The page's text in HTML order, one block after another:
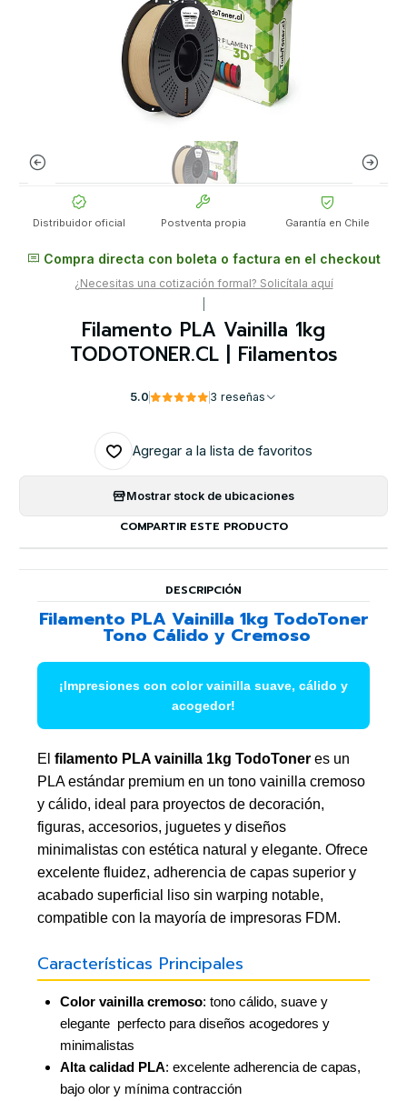
Distribuidor oficial Postventa propia Garantía en Chile
Compra directa con boleta o factura en el checkout
¿Necesitas una cotización formal? Solicítala aquí
Filamento PLA Vainilla 1kg
TODOTONER.CL | Filamentos
5.0 3 reseñas
Agregar a la lista de favoritos
Mostrar stock de ubicaciones
COMPARTIR ESTE PRODUCTO
DESCRIPCIÓN
Filamento PLA Vainilla 1kg TodoToner
 Tono Cálido y Cremoso
¡Impresiones con color vainilla suave, cálido y
acogedor!
El filamento PLA vainilla 1kg TodoToner es un
PLA estándar premium en un tono vainilla cremoso
y cálido, ideal para proyectos de decoración,
figuras, accesorios, juguetes y diseños
minimalistas con estética natural y elegante. Ofrece
excelente fluidez, adherencia de capas superior y
acabado superficial liso sin warping notable,
compatible con la mayoría de impresoras FDM.
Características Principales
Color vainilla cremoso: tono cálido, suave y
elegante  perfecto para diseños acogedores y
minimalistas
Alta calidad PLA: excelente adherencia de capas,
bajo olor y mínima contracción